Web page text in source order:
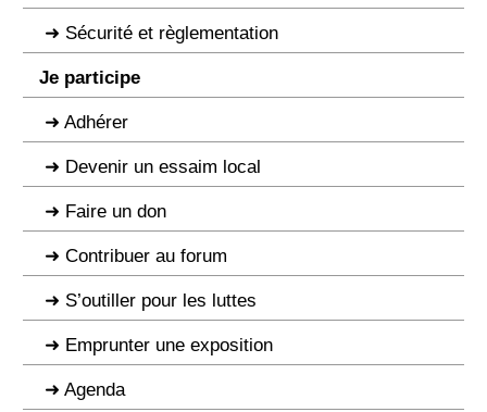
Sécurité et règlementation
Je participe
Adhérer
Devenir un essaim local
Faire un don
Contribuer au forum
S’outiller pour les luttes
Emprunter une exposition
Agenda